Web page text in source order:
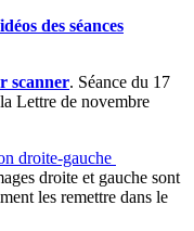
des séances
scanner. Séance du 17
Lettre de novembre
droite-gauche
droite et gauche sont
les remettre dans le